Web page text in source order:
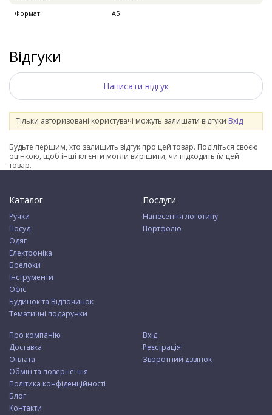
Формат
А5
Відгуки
Написати відгук
Тільки авторизовані користувачі можуть залишати відгуки Вхід
Будьте першим, хто залишить відгук про цей товар. Поділіться своєю
оцінкою, щоб інші клієнти могли вирішити, чи підходить їм цей
товар.
Каталог
Ручки
Посуд
Одяг
Електроніка
Брелоки
Інструменти
Офіс
Будинок та Відпочинок
Тематичні подарунки
Послуги
Нанесення логотипу
Портфоліо
Про компанію
Доставка
Оплата
Обмін та повернення
Політика конфіденційності
Блог
Контакти
Вхід
Реєстрація
Зворотний дзвінок